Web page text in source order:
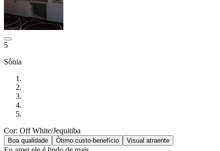
5
Sônia
Cor: Off White/Jequitiba
Boa qualidade Ótimo custo-benefício Visual atraente